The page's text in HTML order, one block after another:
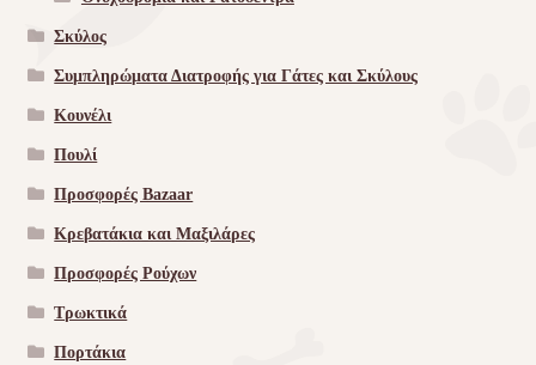
Σκύλος
Συμπληρώματα Διατροφής για Γάτες και Σκύλους
Κουνέλι
Πουλί
Προσφορές Bazaar
Κρεβατάκια και Μαξιλάρες
Προσφορές Ρούχων
Τρωκτικά
Πορτάκια